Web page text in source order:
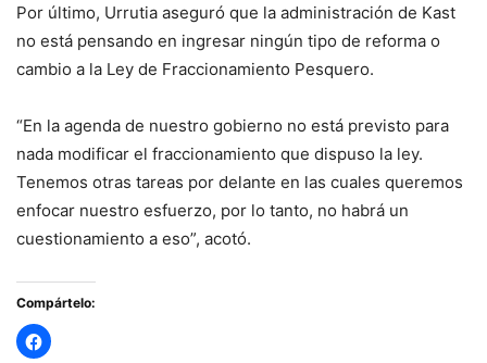
Por último, Urrutia aseguró que la administración de Kast
no está pensando en ingresar ningún tipo de reforma o
cambio a la Ley de Fraccionamiento Pesquero.
“En la agenda de nuestro gobierno no está previsto para
nada modificar el fraccionamiento que dispuso la ley.
Tenemos otras tareas por delante en las cuales queremos
enfocar nuestro esfuerzo, por lo tanto, no habrá un
cuestionamiento a eso”, acotó.
Compártelo: